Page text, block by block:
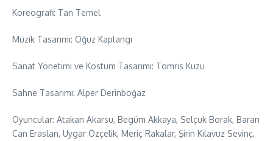
Koreografi: Tan Temel
Müzik Tasarımı: Oğuz Kaplangı
Sanat Yönetimi ve Kostüm Tasarımı: Tomris Kuzu
Sahne Tasarımı: Alper Derinboğaz
Oyuncular: Atakan Akarsu, Begüm Akkaya, Selçuk Borak, Baran
Can Eraslan, Uygar Özçelik, Meriç Rakalar, Şirin Kılavuz Sevinç,